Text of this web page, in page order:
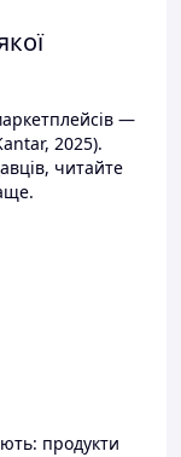
—
2025).
читайте
продукти